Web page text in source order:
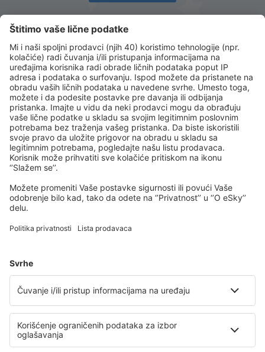
Preuzmi našu aplikacijui planiraj svoja
putovanja
Isplaniraj svoj put
Letovanje
Smeštaj
Let+Hotel
Hoteli
Transferi